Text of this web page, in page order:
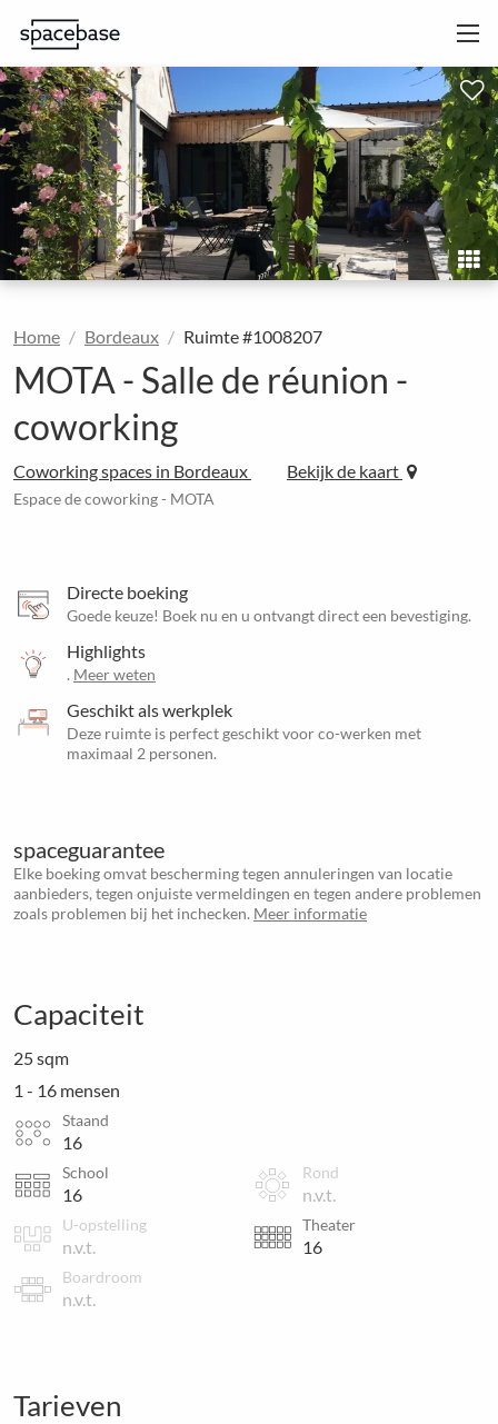
Home Bordeaux Ruimte #1008207
MOTA - Salle de réunion -
coworking
Coworking spaces in Bordeaux Bekijk de kaart
Espace de coworking - MOTA
Directe boeking
Goede keuze! Boek nu en u ontvangt direct een bevestiging.
Highlights
. Meer weten
Geschikt als werkplek
Deze ruimte is perfect geschikt voor co-werken met
maximaal 2 personen.
spaceguarantee
Elke boeking omvat bescherming tegen annuleringen van locatie
aanbieders, tegen onjuiste vermeldingen en tegen andere problemen
zoals problemen bij het inchecken. Meer informatie
Capaciteit
25 sqm
1 - 16 mensen
Staand
16
School
16
Rond
n.v.t.
U-opstelling
n.v.t.
Theater
16
Boardroom
n.v.t.
Tarieven